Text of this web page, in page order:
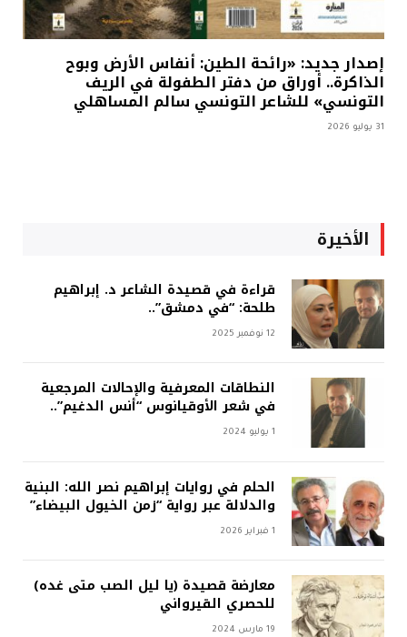
إصدار جديد: «رائحة الطين: أنفاس الأرض وبوح
الذاكرة.. أوراق من دفتر الطفولة في الريف
التونسي» للشاعر التونسي سالم المساهلي
31 يوليو 2026
الأخيرة
قراءة في قصيدة الشاعر د. إبراهيم
طلحة: “في دمشق”..
12 نوفمبر 2025
النطاقات المعرفية والإحالات المرجعية
في شعر الأوقيانوس “أنس الدغيم”..
1 يوليو 2024
الحلم في روايات إبراهيم نصر الله: البنية
والدلالة عبر رواية “زمن الخيول البيضاء”
1 فبراير 2026
معارضة قصيدة (يا ليل الصب متى غده)
للحصري القيرواني
19 مارس 2024